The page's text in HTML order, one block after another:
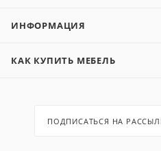
ИНФОРМАЦИЯ
КАК КУПИТЬ МЕБЕЛЬ
ПОДПИСАТЬСЯ НА